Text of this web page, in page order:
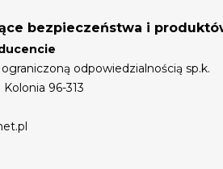
bezpieczeństwa i
odpowiedzialnością sp.k.
96-313